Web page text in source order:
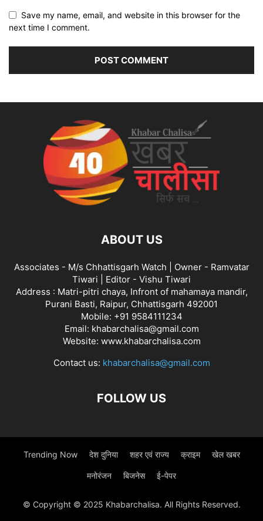
Save my name, email, and website in this browser for the
next time I comment.
ABOUT US
Associates - M/s Chhattisgarh Watch | Owner - Ramvatar
Tiwari | Editor - Vishu Tiwari
Address : Matri-pitri chaya, Infront of mahamaya mandir,
Purani Basti, Raipur, Chhattisgarh 492001
Mobile: +91 9584111234
Email: khabarchalisa@gmail.com
Website: www.khabarchalisa.com
Contact us: khabarchalisa@gmail.com
FOLLOW US
Trending Now देश दुनिया शहर एवं राज्य क्राइम खेल खबर
मनोरंजन बिजनेस ई-पेपर
© Copyright © 2025 Khabarchalisa. All Rights Reserved.